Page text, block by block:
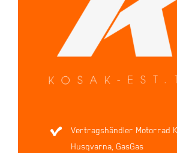
Vertragshändler Motorrad
Husqvarna, GasGas